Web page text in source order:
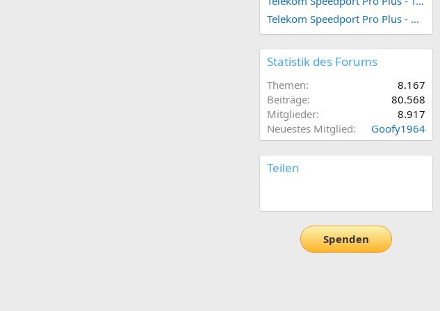
Telekom Speedport Pro Plus - Netzwerk einrichten
Statistik des Forums
Themen
8.167
Beiträge
80.568
Mitglieder
8.917
Neuestes Mitglied
Goofy1964
Teilen
Spenden